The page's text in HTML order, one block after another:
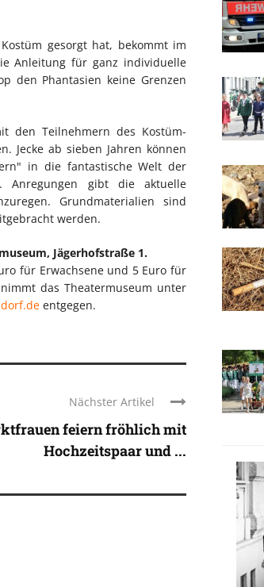
gesorgt hat, bekommt im
Anleitung für ganz individuelle
den Phantasien keine Grenzen
den Teilnehmern des Kostüm-
Jecke ab sieben Jahren können
in die fantastische Welt der
Anregungen gibt die aktuelle
Grundmaterialien sind
werden.
Jägerhofstraße 1.
für Erwachsene und 5 Euro für
das Theatermuseum unter
entgegen.
Nächster Artikel
feiern fröhlich mit
Hochzeitspaar und ...